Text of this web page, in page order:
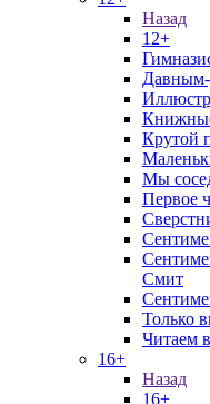
Назад
12+
Крутой
Мы
Первое
Смит
Только
Читаем
16+
Назад
16+